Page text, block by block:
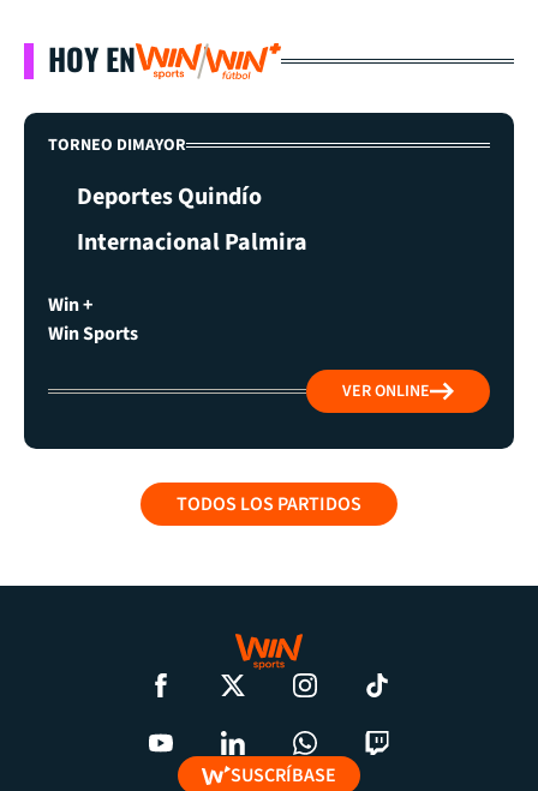
HOY EN
TORNEO DIMAYOR
Deportes Quindío
Internacional Palmira
Win +
Win Sports
VER ONLINE
TODOS LOS PARTIDOS
SUSCRÍBASE